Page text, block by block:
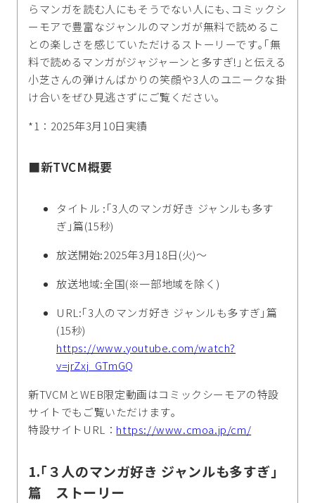
らマンガを読む人にもそうでない人にも､コミックシ
ーモアで豊富なジャンルのマンガが無料で読めるこ
との楽しさを感じていただけるストーリーです｡｢無
料で読めるマンガがジャジャーンと多すぎ!｣と伝える
小芝さんの弾けんばかりの笑顔や3人のユニークな掛
け合いをぜひ見逃さずにご覧ください｡
*1：2025年3月10日実績
■新TVCM概要
タイトル :｢3人のマンガ好き ジャンルも多す
ぎ｣篇(15秒)
放送開始:2025年3月18日(火)～
放送地域:全国(※一部地域を除く)
URL:｢3人のマンガ好き ジャンルも多すぎ｣篇
(15秒)
https://www.youtube.com/watch?
v=jrZxj_GTmGQ
新TVCMとWEB限定動画はコミックシーモアの特設
サイトでもご覧いただけます｡
特設サイトURL： https://www.cmoa.jp/cm/
1.｢３人のマンガ好き ジャンルも多すぎ｣
篇 ストーリー